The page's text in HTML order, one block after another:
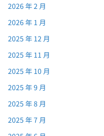
2026 年 2 月
2026 年 1 月
2025 年 12 月
2025 年 11 月
2025 年 10 月
2025 年 9 月
2025 年 8 月
2025 年 7 月